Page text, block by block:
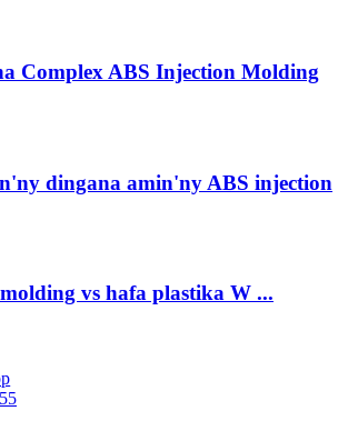
Complex ABS Injection Molding
dingana amin'ny ABS injection
vs hafa plastika W ...